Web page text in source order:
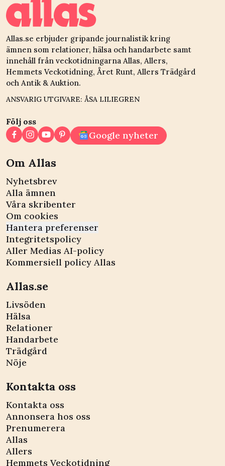
Allas.se erbjuder gripande journalistik kring
ämnen som relationer, hälsa och handarbete samt
innehåll från veckotidningarna Allas, Allers,
Hemmets Veckotidning, Året Runt, Allers Trädgård
och Antik & Auktion.
ANSVARIG UTGIVARE: ÅSA LILIEGREN
Följ oss
Google nyheter
Om Allas
Nyhetsbrev
Alla ämnen
Våra skribenter
Om cookies
Hantera preferenser
Integritetspolicy
Aller Medias AI-policy
Kommersiell policy Allas
Allas.se
Livsöden
Hälsa
Relationer
Handarbete
Trädgård
Nöje
Kontakta oss
Kontakta oss
Annonsera hos oss
Prenumerera
Allas
Allers
Hemmets Veckotidning